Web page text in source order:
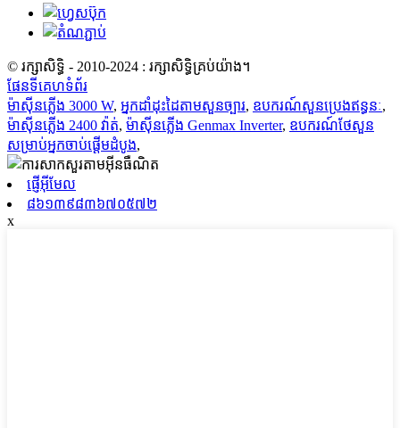
© រក្សាសិទ្ធិ - 2010-2024 : រក្សាសិទ្ធិគ្រប់យ៉ាង។
ផែនទីគេហទំព័រ
ម៉ាស៊ីនភ្លើង 3000 W, អ្នកដាំដុះដៃតាមសួនច្បារ, ឧបករណ៍សួនប្រេងឥន្ធនៈ,
ម៉ាស៊ីនភ្លើង 2400 វ៉ាត់, ម៉ាស៊ីនភ្លើង Genmax Inverter, ឧបករណ៍ថែសួន
សម្រាប់អ្នកចាប់ផ្តើមដំបូង,
ផ្ញើអ៊ីមែល
៨៦១៣៩៨៣៦៧០៥៧២
x